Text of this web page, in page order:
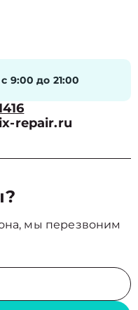
9:00 до 21:00
repair.ru
мы перезвоним